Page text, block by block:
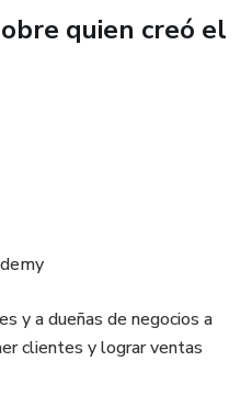
quien creó el
y a dueñas de negocios a
clientes y lograr ventas